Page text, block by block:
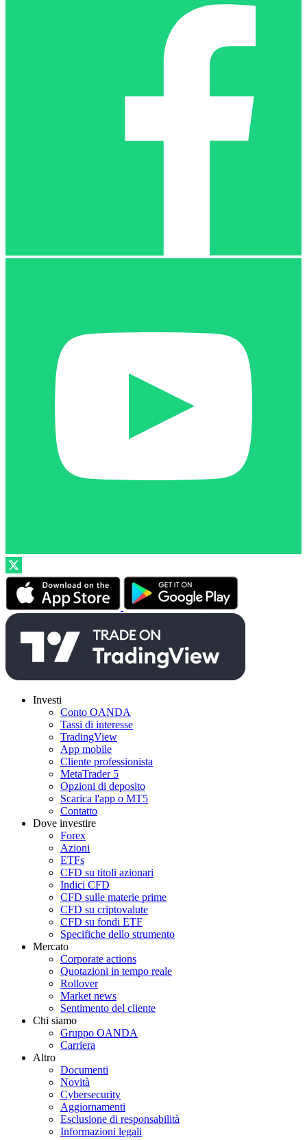
Investi
Conto OANDA
Tassi di interesse
TradingView
App mobile
Cliente professionista
MetaTrader 5
Opzioni di deposito
Scarica l'app o MT5
Contatto
Dove investire
Forex
Azioni
ETFs
CFD su titoli azionari
Indici CFD
CFD sulle materie prime
CFD su criptovalute
CFD su fondi ETF
Specifiche dello strumento
Mercato
Corporate actions
Quotazioni in tempo reale
Rollover
Market news
Sentimento del cliente
Chi siamo
Gruppo OANDA
Carriera
Altro
Documenti
Novità
Cybersecurity
Aggiornamenti
Esclusione di responsabilità
Informazioni legali